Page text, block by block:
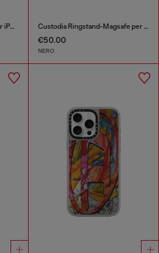
Cover Flag D con MagSafe per iPhone 17 Custodia Ringstand-Magsafe per iPhone 17 Pro
€50.00
NERO